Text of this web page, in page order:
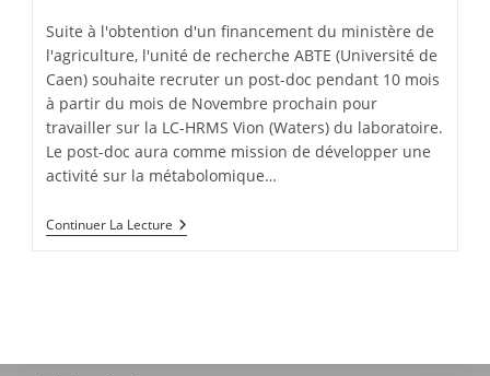
Suite à l'obtention d'un financement du ministère de
l'agriculture, l'unité de recherche ABTE (Université de
Caen) souhaite recruter un post-doc pendant 10 mois
à partir du mois de Novembre prochain pour
travailler sur la LC-HRMS Vion (Waters) du laboratoire.
Le post-doc aura comme mission de développer une
activité sur la métabolomique…
Continuer La Lecture